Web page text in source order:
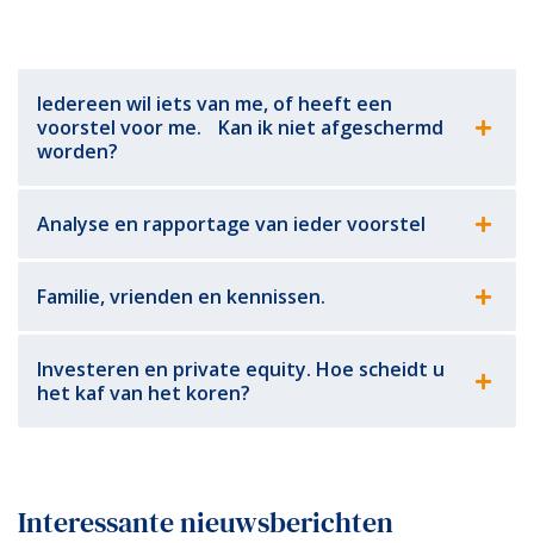
Iedereen wil iets van me, of heeft een
voorstel voor me. Kan ik niet afgeschermd
worden?
Analyse en rapportage van ieder voorstel
Familie, vrienden en kennissen.
Investeren en private equity. Hoe scheidt u
het kaf van het koren?
Interessante nieuwsberichten